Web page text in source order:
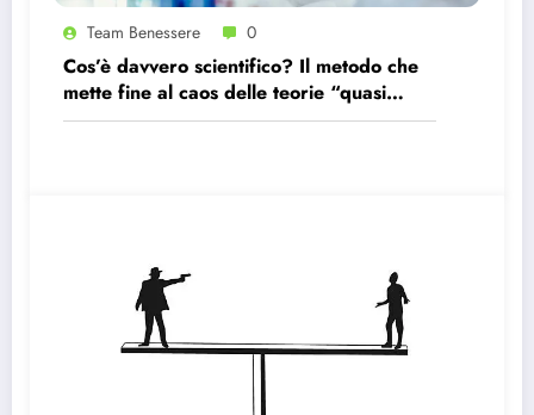
Team Benessere 0
Cos’è davvero scientifico? Il metodo che
mette fine al caos delle teorie “quasi
scientifiche”